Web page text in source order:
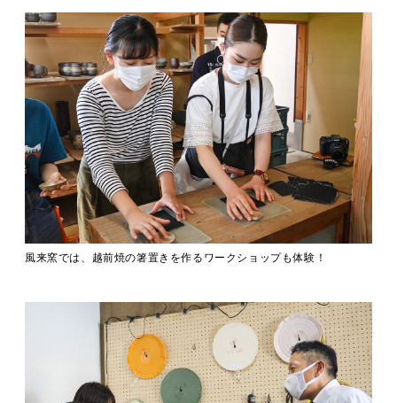
風来窯では、越前焼の箸置きを作るワークショップも体験！